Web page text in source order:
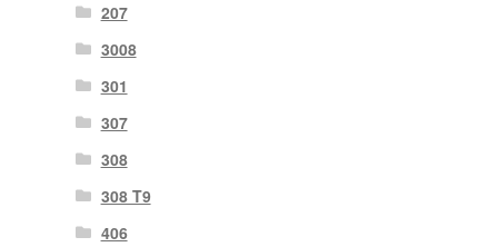
207
3008
301
307
308
308 T9
406